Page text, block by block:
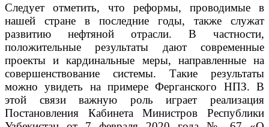
Следует отметить, что реформы, проводимые в
нашей стране в последние годы, также служат
развитию нефтяной отрасли. В частности,
положительные результаты дают современные
проекты и кардинальные меры, направленные на
совершенствование системы. Такие результаты
можно увидеть на примере Ферганского НПЗ. В
этой связи важную роль играет реализация
Постановления Кабинета Министров Республики